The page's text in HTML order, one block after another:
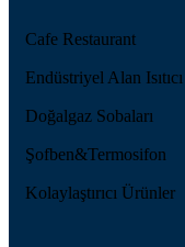
Cafe Restaurant
Endüstriyel Alan Isıtıcı
Doğalgaz Sobaları
Şofben&Termosifon
Kolaylaştırıcı Ürünler